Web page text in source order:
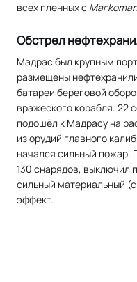
всех пленных с
Обстрел
Мадрас был крупным
размещены
батареи береговой
вражеского корабля. 22
подошёл к Мадрасу на
из орудий главного
начался сильный пожар.
130 снарядов, выключил
сильный материальный
эффект.